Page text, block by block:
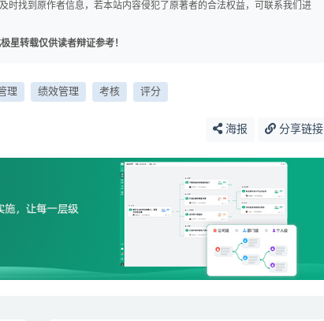
时找到原作者信息，若本站内容侵犯了原著者的合法权益，可联系我们进
星转载仅供读者辩证参考！
理 绩效管理 考核 评分
海报 分享链接